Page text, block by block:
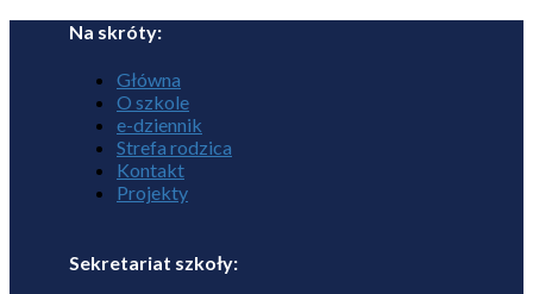
Na skróty:
Główna
O szkole
e-dziennik
Strefa rodzica
Kontakt
Projekty
Sekretariat szkoły: